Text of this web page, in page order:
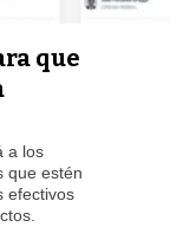
que
a los
que estén
efectivos